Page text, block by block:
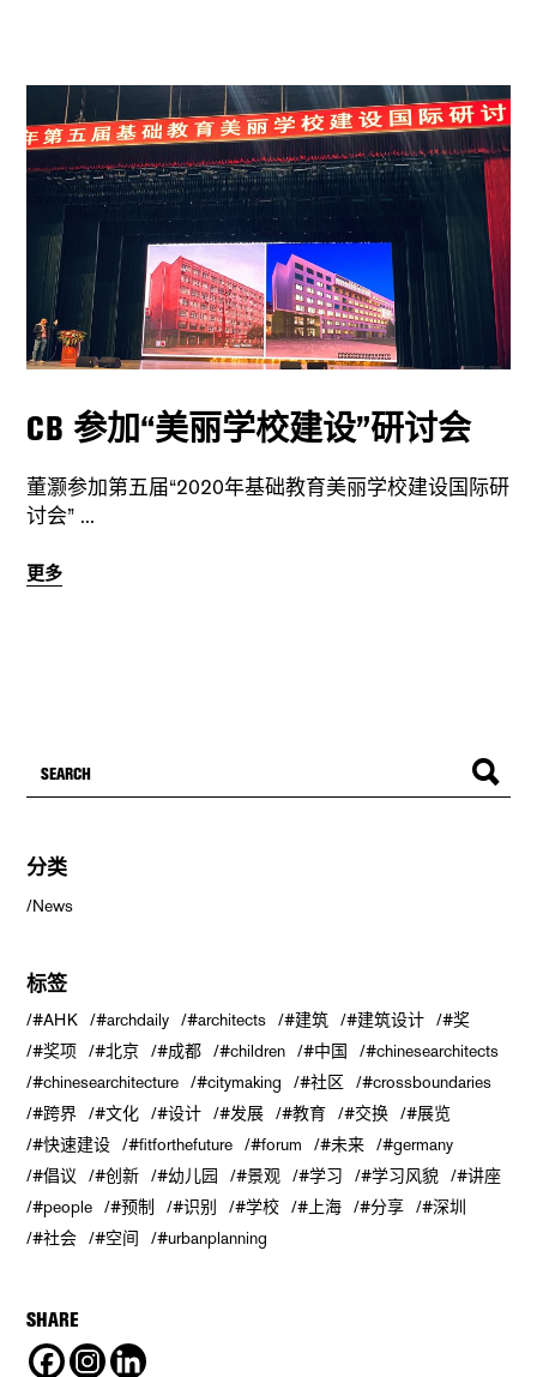
CB 参加“美丽学校建设”研讨会
董灏参加第五届“2020年基础教育美丽学校建设国际研
讨会”
更多
分类
News
标签
#AHK #archdaily #architects #建筑 #建筑设计
#奖
#奖项
#北京 #成都 #children #中国
#chinesearchitects
#chinesearchitecture
#citymaking #社区
#crossboundaries
#跨界
#文化 #设计 #发展 #教育 #交换
#展览
#快速建设
#fitforthefuture #forum #未来
#germany
#倡议
#创新 #幼儿园 #景观 #学习 #学习风貌
#讲座
#people
#预制 #识别 #学校 #上海 #分享
#深圳
#社会
#空间 #urbanplanning
SHARE